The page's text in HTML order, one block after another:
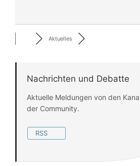
Aktuelles
Nachrichten und Debatte
Aktuelle Meldungen von den
der Community.
RSS